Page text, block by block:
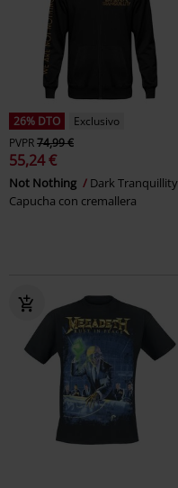
26% DTO
Exclusivo
PVPR74,99 €
55,24 €
Not Nothing
Dark Tranquillity
Capucha con cremallera